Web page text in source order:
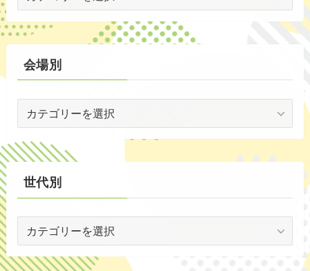
(1)
(5)
ン
別
会場別
別
世代別
別